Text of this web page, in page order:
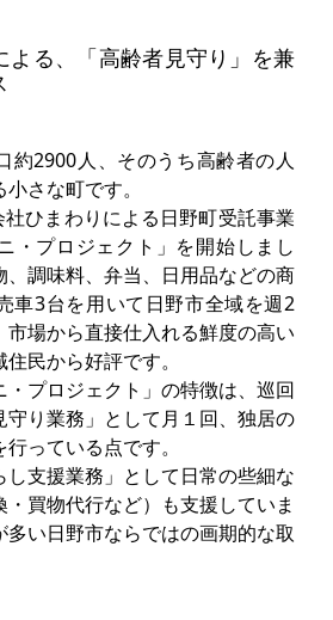
る、「高齢者見守り」を兼
約2900人、そのうち高齢者の人
さな町です。
ひまわりによる日野町受託事業
・プロジェクト」を開始しまし
、調味料、弁当、日用品などの商
車3台を用いて日野市全域を週2
市場から直接仕入れる鮮度の高い
民から好評です。
・プロジェクト」の特徴は、巡回
守り業務」として月１回、独居の
っている点です。
し支援業務」として日常の些細な
買物代行など）も支援していま
い日野市ならではの画期的な取